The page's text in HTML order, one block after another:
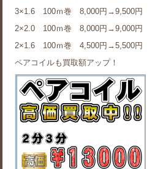
3×1.6 100ｍ巻 8,000円→9,500円
2×2.0 100ｍ巻 8,000円→9,000円
2×1.6 100ｍ巻 4,500円→5,500円
ペアコイルも買取額アップ！